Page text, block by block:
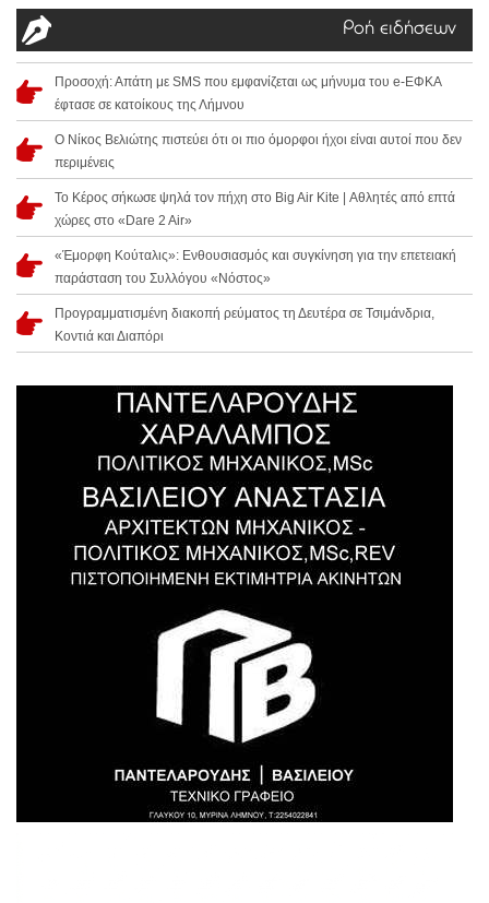
Ροή ειδήσεων
Προσοχή: Απάτη με SMS που εμφανίζεται ως μήνυμα του e-ΕΦΚΑ
έφτασε σε κατοίκους της Λήμνου
Ο Νίκος Βελιώτης πιστεύει ότι οι πιο όμορφοι ήχοι είναι αυτοί που δεν
περιμένεις
Το Κέρος σήκωσε ψηλά τον πήχη στο Big Air Kite | Αθλητές από επτά
χώρες στο «Dare 2 Air»
«Έμορφη Κούταλις»: Ενθουσιασμός και συγκίνηση για την επετειακή
παράσταση του Συλλόγου «Νόστος»
Προγραμματισμένη διακοπή ρεύματος τη Δευτέρα σε Τσιμάνδρια,
Κοντιά και Διαπόρι